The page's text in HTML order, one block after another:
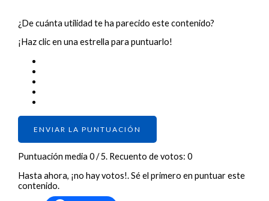
¿De cuánta utilidad te ha parecido este contenido?
¡Haz clic en una estrella para puntuarlo!
ENVIAR LA PUNTUACIÓN
Puntuación media0/ 5. Recuento de votos:0
Hasta ahora, ¡no hay votos!. Sé el primero en puntuar este
contenido.